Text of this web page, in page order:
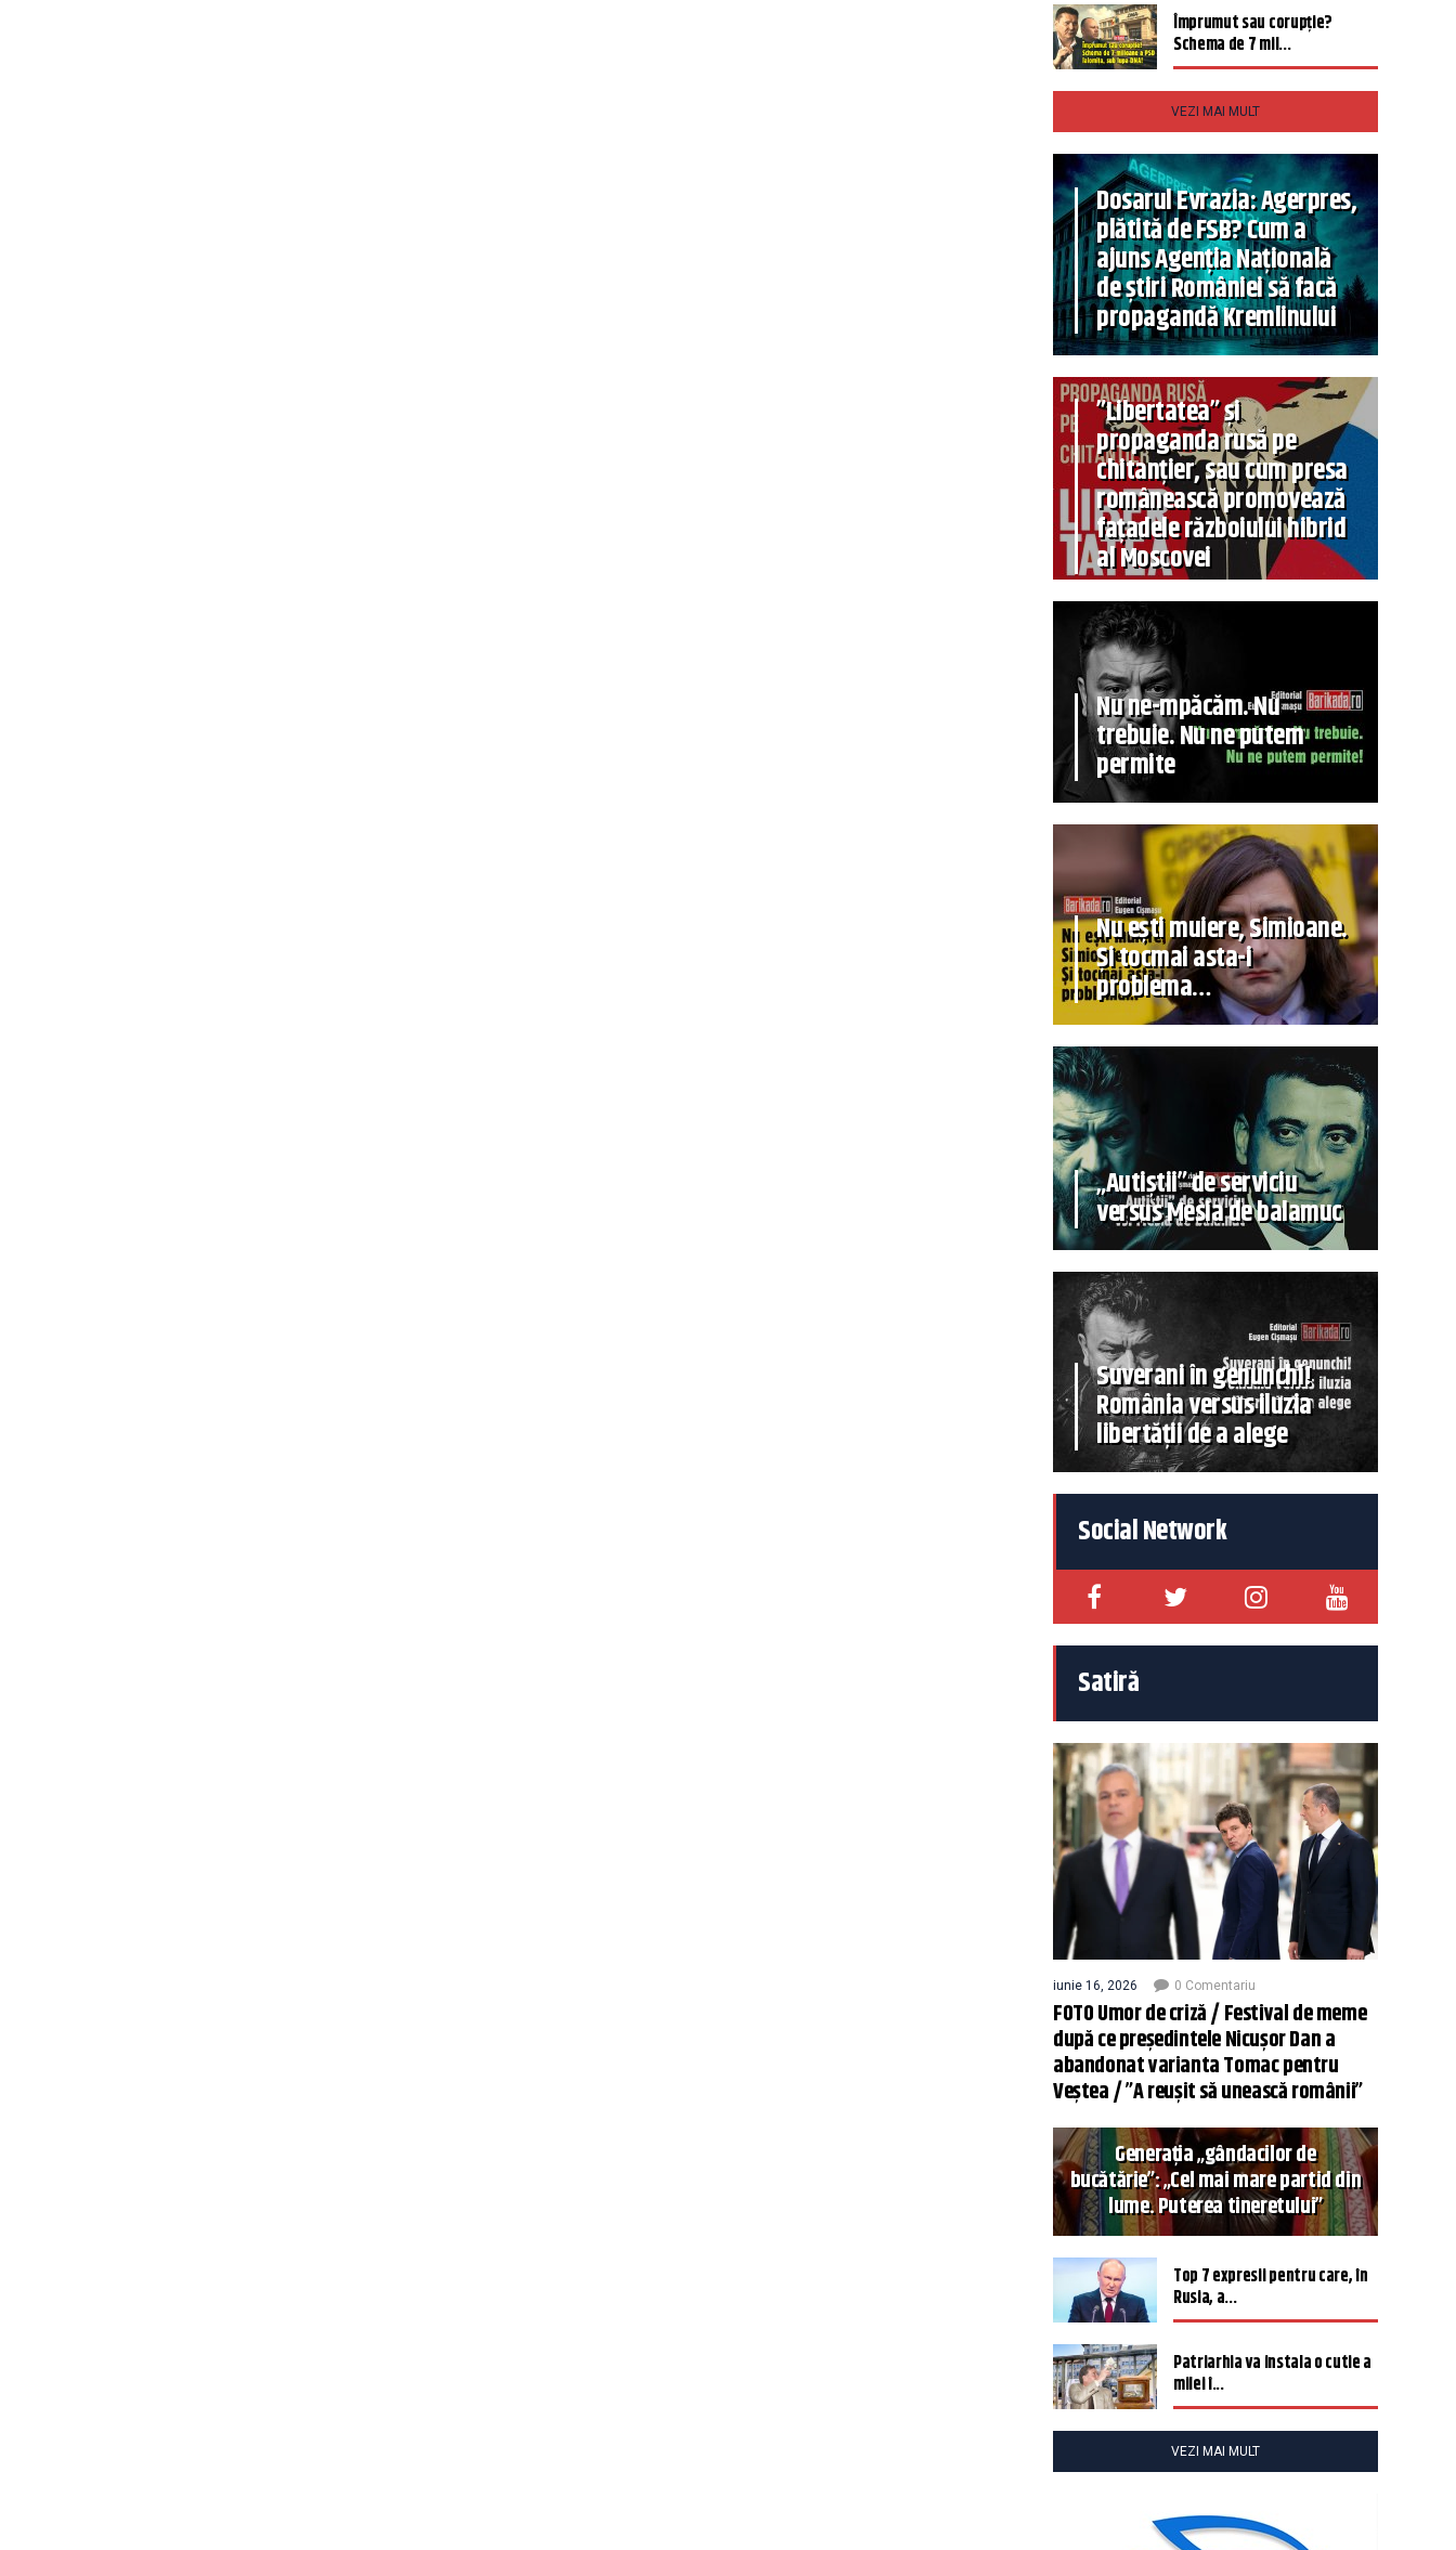
Împrumut sau corupție?
Schema de 7 mil...
VEZI MAI MULT
Dosarul Evrazia: Agerpres,
plătită de FSB? Cum a
ajuns Agenția Națională
de știri României să facă
propagandă Kremlinului
”Libertatea” și
propaganda rusă pe
chitanțier, sau cum presa
românească promovează
fațadele războiului hibrid
al Moscovei
Nu ne-mpăcăm. Nu
trebuie. Nu ne putem
permite
Nu ești muiere, Simioane.
Și tocmai asta-i
problema…
„Autiștii” de serviciu
versus Mesia de balamuc
Suverani în genunchi!
România versus iluzia
libertății de a alege
Social Network
Satiră
iunie 16, 2026 0 Comentariu
FOTO Umor de criză / Festival de meme
după ce președintele Nicușor Dan a
abandonat varianta Tomac pentru
Veștea / ”A reușit să unească românii”
Generația „gândacilor de
bucătărie”: „Cel mai mare partid din
lume. Puterea tineretului”
Top 7 expresii pentru care, în
Rusia, a...
Patriarhia va instala o cutie a
milei î...
VEZI MAI MULT